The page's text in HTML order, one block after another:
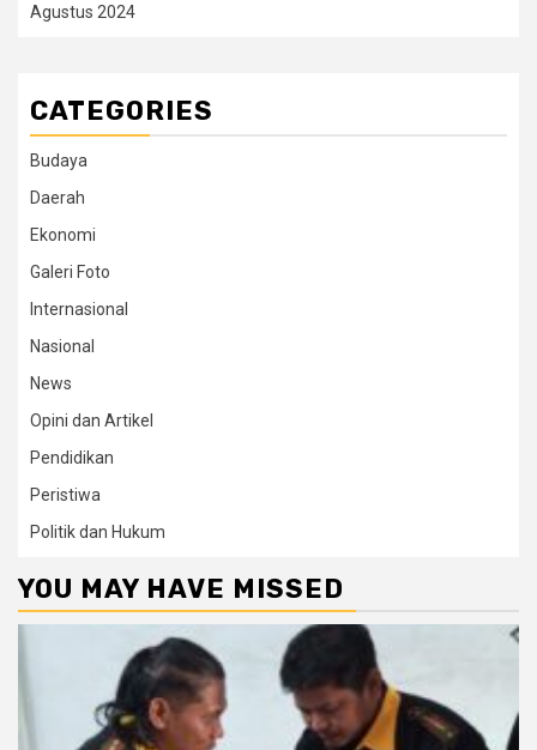
Agustus 2024
CATEGORIES
Budaya
Daerah
Ekonomi
Galeri Foto
Internasional
Nasional
News
Opini dan Artikel
Pendidikan
Peristiwa
Politik dan Hukum
YOU MAY HAVE MISSED